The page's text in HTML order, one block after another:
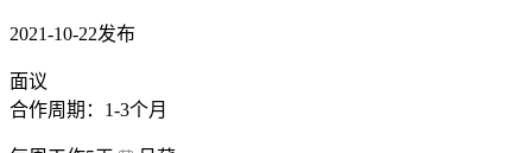
2021-10-22发布
面议
合作周期：1-3个月